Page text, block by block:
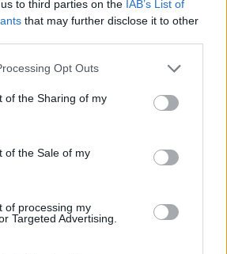
to third parties on the IAB’s List of
that may further disclose it to other
Opt Outs
of the Sharing of my
of the Sale of my
of processing my
Targeted Advertising.
26-07-2026 - Κανένα σχόλιο